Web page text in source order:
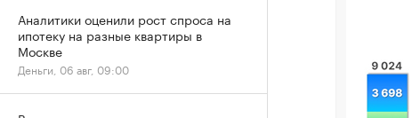
Аналитики оценили рост спроса на
ипотеку на разные квартиры в
Москве
Деньги, 06 авг, 09:00